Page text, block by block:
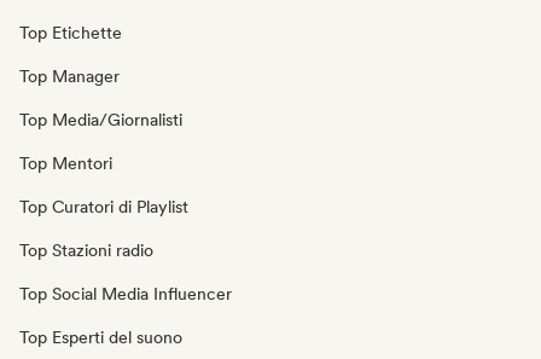
Top Etichette
Top Manager
Top Media/Giornalisti
Top Mentori
Top Curatori di Playlist
Top Stazioni radio
Top Social Media Influencer
Top Esperti del suono